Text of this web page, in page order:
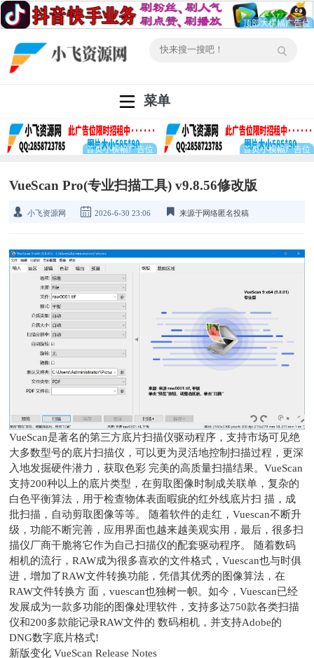
菜单
VueScan Pro(专业扫描工具) v9.8.56修改版
小飞资源网 2026-6-30 23:06 来源于网络匿名投稿
VueScan是著名的第三方底片扫描仪驱动程序，支持市场可见绝
大多数型号的底片扫描仪，可以更为灵活地控制扫描过程，更深
入地发掘硬件潜力，获取色彩 完美的高质量扫描结果。VueScan
支持200种以上的底片类型，在剪取图像时制成关联单，复杂的
白色平衡算法，用于检查物体表面暇疵的红外线底片扫 描，成
批扫描，自动剪取图像等等。 随着软件的走红，Vuescan不断升
级，功能不断完善，应用界面也越来越美观实用，最后，很多扫
描仪厂商干脆将它作为自己扫描仪的配套驱动程序。 随着数码
相机的流行，RAW成为很多喜欢的文件格式，Vuescan也与时俱
进，增加了RAW文件转换功能，凭借其优秀的图像算法，在
RAW文件转换方 面，vuescan也独树一帜。如今，Vuescan已经
发展成为一款多功能的图像处理软件，支持多达750款各类扫描
仪和200多款能记录RAW文件的 数码相机，并支持Adobe的
DNG数字底片格式!
新版变化 VueScan Release Notes